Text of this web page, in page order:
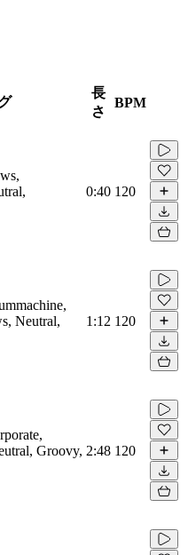
長
さ
BPM
0:40 120
Neutral,
1:12 120
Groovy, 2:48 120